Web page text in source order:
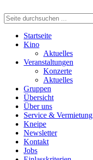
Startseite
Kino
Aktuelles
Veranstaltungen
Konzerte
Aktuelles
Gruppen
Übersicht
Über uns
Service & Vermietung
Kneipe
Newsletter
Kontakt
Jobs